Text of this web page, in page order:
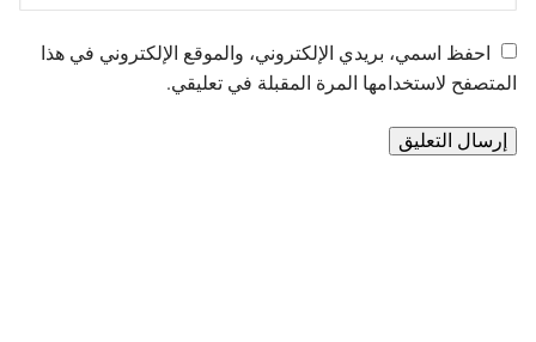
احفظ اسمي، بريدي الإلكتروني، والموقع الإلكتروني في هذا
المتصفح لاستخدامها المرة المقبلة في تعليقي.